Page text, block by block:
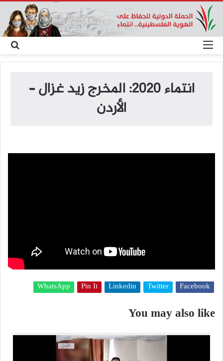
عن
انتماء 2020: المخرج زيد غزال –
الأردن
Facebook
Twitter
Linkedin
Pin It
WhatsApp
You may also like